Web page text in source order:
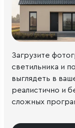
Загрузите
светильника и
выглядеть в
реалистично и
сложных